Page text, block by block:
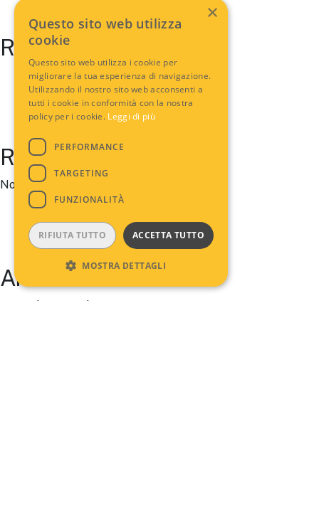
Recent Posts
Recent Comments
No comments to show.
Archives
No archives to show.
×
Questo sito web utilizza
cookie
Questo sito web utilizza i cookie per
migliorare la tua esperienza di navigazione.
Utilizzando il nostro sito web acconsenti a
tutti i cookie in conformità con la nostra
policy per i cookie. Leggi di più
PERFORMANCE
TARGETING
FUNZIONALITÀ
ACCETTA TUTTO
RIFIUTA TUTTO
MOSTRA DETTAGLI